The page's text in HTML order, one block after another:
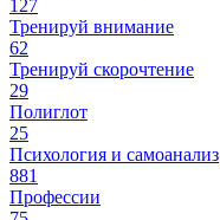
127
Тренируй внимание
62
Тренируй скорочтение
29
Полиглот
25
Психология и самоанализ
881
Профессии